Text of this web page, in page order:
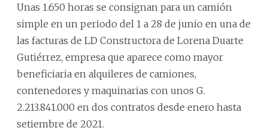
Unas 1.650 horas se consignan para un camión
simple en un periodo del 1 a 28 de junio en una de
las facturas de LD Constructora de Lorena Duarte
Gutiérrez, empresa que aparece como mayor
beneficiaria en alquileres de camiones,
contenedores y maquinarias con unos G.
2.213.841.000 en dos contratos desde enero hasta
setiembre de 2021.